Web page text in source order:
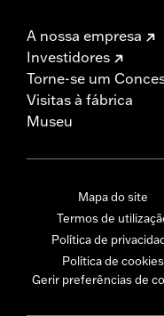
A nossa empresa
Investidores
Torne-se um
Visitas à fábrica
Museu
Mapa do site
Termos de
Política de
Política de cookies
Gerir preferências de